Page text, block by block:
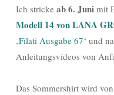
Ich stricke ab 6. Juni mit
Modell 14 von LANA
‚Filati Ausgabe 67‘ und
Anleitungsvideos von
Das Sommershirt wird